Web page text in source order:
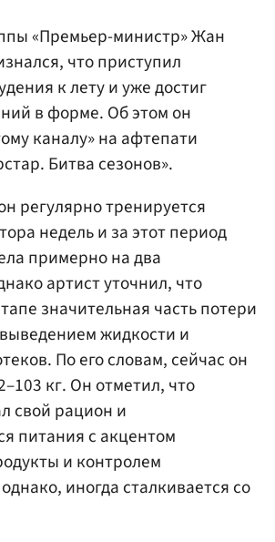
«Премьер-министр» Жан
что приступил
к лету и уже достиг
в форме. Об этом он
каналу» на афтепати
Битва сезонов».
регулярно тренируется
недель и за этот период
примерно на два
артист уточнил, что
значительная часть потери
жидкости и
По его словам, сейчас он
кг. Он отметил, что
свой рацион и
питания с акцентом
и контролем
иногда сталкивается со